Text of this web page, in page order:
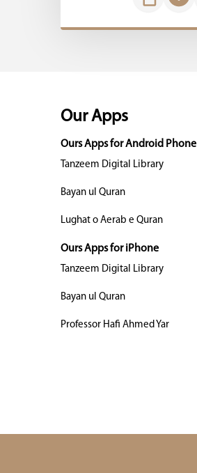
Our Apps
Ours Apps for Android Phone
Tanzeem Digital Library
Bayan ul Quran
Lughat o Aerab e Quran
Ours Apps for iPhone
Tanzeem Digital Library
Bayan ul Quran
Professor Hafi Ahmed Yar